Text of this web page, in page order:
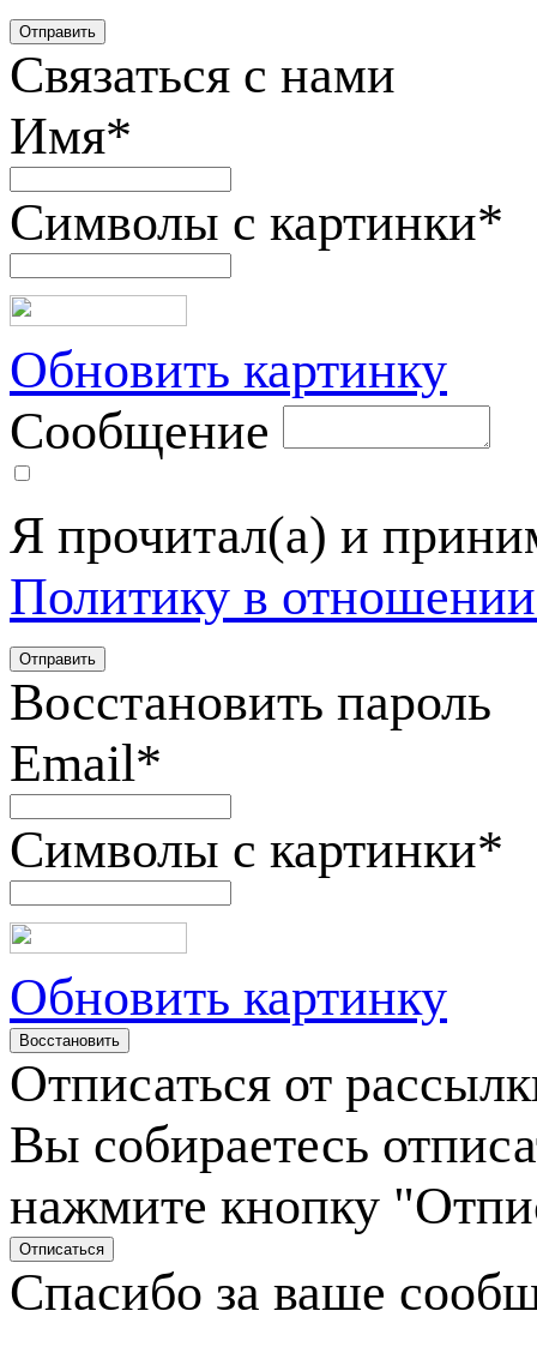
Связаться с нами
Имя*
Символы с картинки*
Обновить картинку
Сообщение
Я прочитал(а) и
Политику в
Восстановить пароль
Email*
Символы с картинки*
Обновить картинку
Отписаться от
Вы собираетесь
нажмите кнопку
Спасибо за ваше